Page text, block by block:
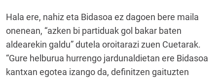
Hala ere, nahiz eta Bidasoa ez dagoen bere maila
onenean, “azken bi partiduak gol bakar baten
aldearekin galdu” dutela oroitarazi zuen Cuetarak.
“Gure helburua hurrengo jardunaldietan ere Bidasoa
kantxan egotea izango da, definitzen gaituzten